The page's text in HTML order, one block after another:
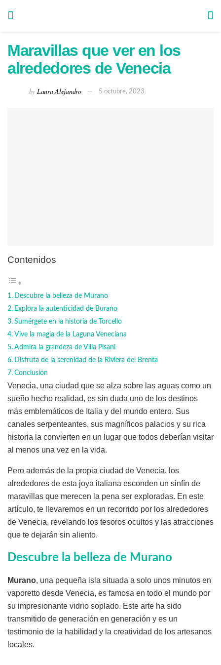
Maravillas que ver en los
alrededores de Venecia
by Laura Alejandro 5 octubre, 2023
Contenidos
Descubre la belleza de Murano
Explora la autenticidad de Burano
Sumérgete en la historia de Torcello
Vive la magia de la Laguna Veneciana
Admira la grandeza de Villa Pisani
Disfruta de la serenidad de la Riviera del Brenta
Conclusión
Venecia, una ciudad que se alza sobre las aguas como un
sueño hecho realidad, es sin duda uno de los destinos
más emblemáticos de Italia y del mundo entero. Sus
canales serpenteantes, sus magníficos palacios y su rica
historia la convierten en un lugar que todos deberían visitar
al menos una vez en la vida.
Pero además de la propia ciudad de Venecia, los
alrededores de esta joya italiana esconden un sinfín de
maravillas que merecen la pena ser exploradas. En este
artículo, te llevaremos en un recorrido por los alrededores
de Venecia, revelando los tesoros ocultos y las atracciones
que te dejarán sin aliento.
Descubre la belleza de Murano
Murano, una pequeña isla situada a solo unos minutos en
vaporetto desde Venecia, es famosa en todo el mundo por
su impresionante vidrio soplado. Este arte ha sido
transmitido de generación en generación y es un
testimonio de la habilidad y la creatividad de los artesanos
locales.